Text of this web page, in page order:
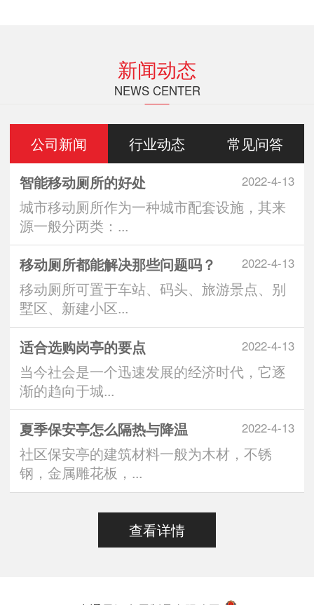
新闻动态
NEWS CENTER
公司新闻 行业动态 常见问答
2022-4-13
智能移动厕所的好处
城市移动厕所作为一种城市配套设施，其来
源一般分两类：...
2022-4-13
移动厕所都能解决那些问题吗？
移动厕所可置于车站、码头、旅游景点、别
墅区、新建小区...
2022-4-13
适合选购岗亭的要点
当今社会是一个迅速发展的经济时代，它逐
渐的趋向于城...
2022-4-13
夏季保安亭怎么隔热与降温
社区保安亭的建筑材料一般为木材，不锈
钢，金属雕花板，...
查看详情